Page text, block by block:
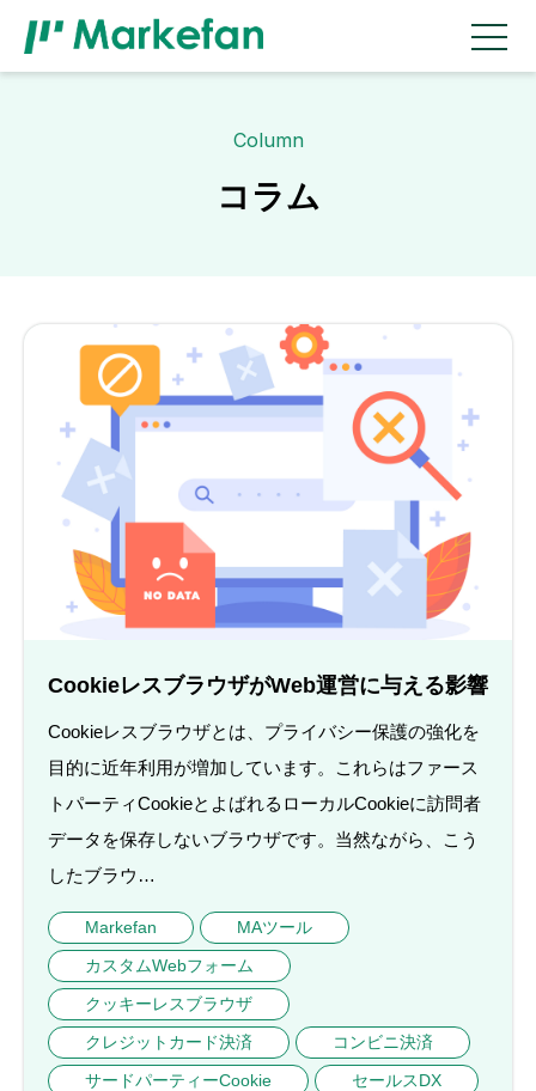
Column
コラム
CookieレスブラウザがWeb運営に与える影響
Cookieレスブラウザとは、プライバシー保護の強化を
目的に近年利用が増加しています。これらはファース
トパーティCookieとよばれるローカルCookieに訪問者
データを保存しないブラウザです。当然ながら、こう
したブラウ…
Markefan
MAツール
カスタムWebフォーム
クッキーレスブラウザ
クレジットカード決済
コンビニ決済
サードパーティーCookie
セールスDX